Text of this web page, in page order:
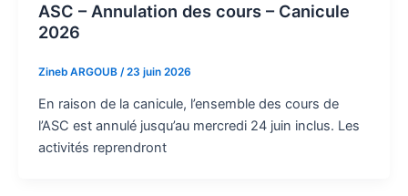
ASC – Annulation des cours – Canicule
2026
Zineb ARGOUB /23 juin 2026
En raison de la canicule, l’ensemble des cours de
l’ASC est annulé jusqu’au mercredi 24 juin inclus. Les
activités reprendront